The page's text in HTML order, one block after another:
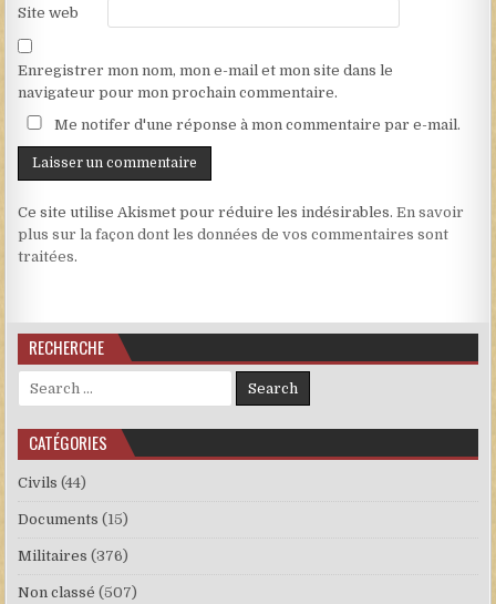
Site web
Enregistrer mon nom, mon e-mail et mon site dans le
navigateur pour mon prochain commentaire.
Me notifer d'une réponse à mon commentaire par e-mail.
Ce site utilise Akismet pour réduire les indésirables.En savoir
plus sur la façon dont les données de vos commentaires sont
traitées.
RECHERCHE
Search for:
CATÉGORIES
Civils (44)
Documents (15)
Militaires (376)
Non classé (507)